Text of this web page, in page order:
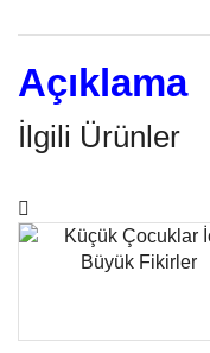
Açıklama
İlgili Ürünler